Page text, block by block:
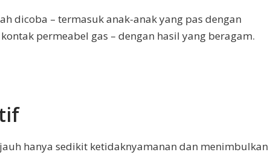
dicoba – termasuk anak-anak yang pas dengan
permeabel gas – dengan hasil yang beragam.
hanya sedikit ketidaknyamanan dan menimbulkan